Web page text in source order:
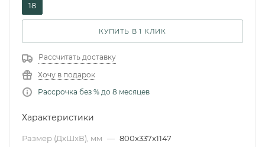
18
КУПИТЬ В 1 КЛИК
Рассчитать доставку
Хочу в подарок
Рассрочка без % до 8 месяцев
Характеристики
Размер (ДxШxВ), мм — 800x337x1147